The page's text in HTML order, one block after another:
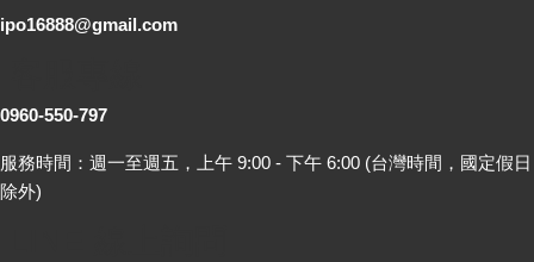
ipo16888@gmail.com
0960-550-797
服務時間：週一至週五，上午 9:00 - 下午 6:00 (台灣時間，國定假日
除外)